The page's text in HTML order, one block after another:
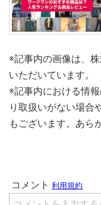
※記事内の画像は、
いただいています。
※記事内における情
り取扱いがない場合
もございます。あら